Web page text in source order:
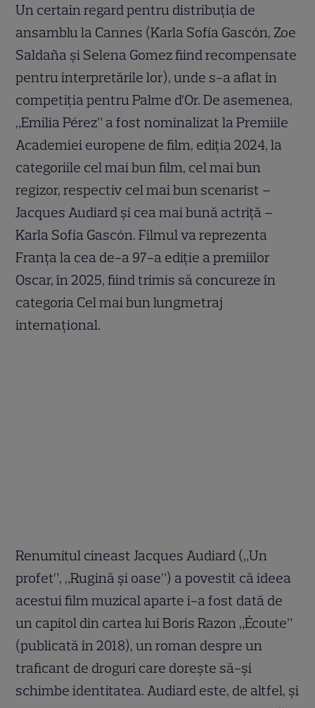
Un certain regard pentru distribuția de
ansamblu la Cannes (Karla Sofía Gascón, Zoe
Saldaña și Selena Gomez fiind recompensate
pentru interpretările lor), unde s-a aflat în
competiția pentru Palme d’Or. De asemenea,
„Emilia Pérez” a fost nominalizat la Premiile
Academiei europene de film, ediția 2024, la
categoriile cel mai bun film, cel mai bun
regizor, respectiv cel mai bun scenarist –
Jacques Audiard și cea mai bună actriță –
Karla Sofía Gascón. Filmul va reprezenta
Franța la cea de-a 97-a ediție a premiilor
Oscar, în 2025, fiind trimis să concureze în
categoria Cel mai bun lungmetraj
internațional.
Renumitul cineast Jacques Audiard („Un
profet”, „Rugină și oase”) a povestit că ideea
acestui film muzical aparte i-a fost dată de
un capitol din cartea lui Boris Razon „Écoute”
(publicată în 2018), un roman despre un
traficant de droguri care dorește să-și
schimbe identitatea. Audiard este, de altfel, și